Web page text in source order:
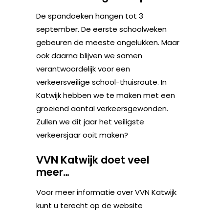
De spandoeken hangen tot 3
september. De eerste schoolweken
gebeuren de meeste ongelukken. Maar
ook daarna blijven we samen
verantwoordelijk voor een
verkeersveilige school-thuisroute. In
Katwijk hebben we te maken met een
groeiend aantal verkeersgewonden.
Zullen we dit jaar het veiligste
verkeersjaar ooit maken?
VVN Katwijk doet veel
meer…
Voor meer informatie over VVN Katwijk
kunt u terecht op de website